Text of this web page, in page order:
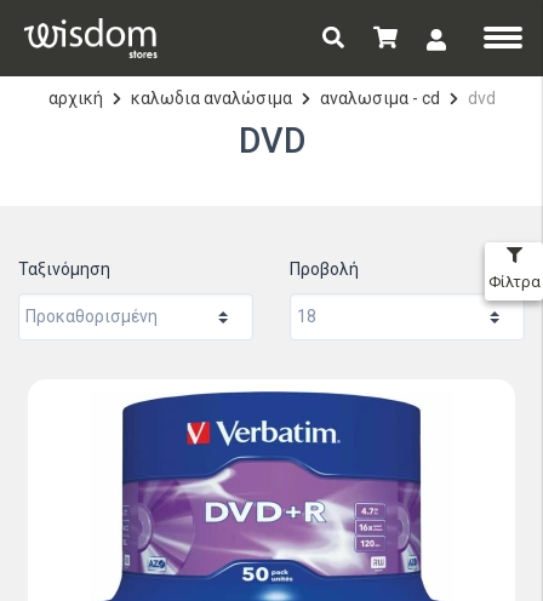
αρχική καλωδια αναλώσιμα αναλωσιμα - cd dvd
DVD
Ταξινόμηση Προβολή
Φίλτρα